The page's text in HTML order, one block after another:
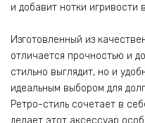
и добавит нотки игривости
Изготовленный из
отличается прочностью и
стильно выглядит, но и
идеальным выбором для
Ретро-стиль сочетает в